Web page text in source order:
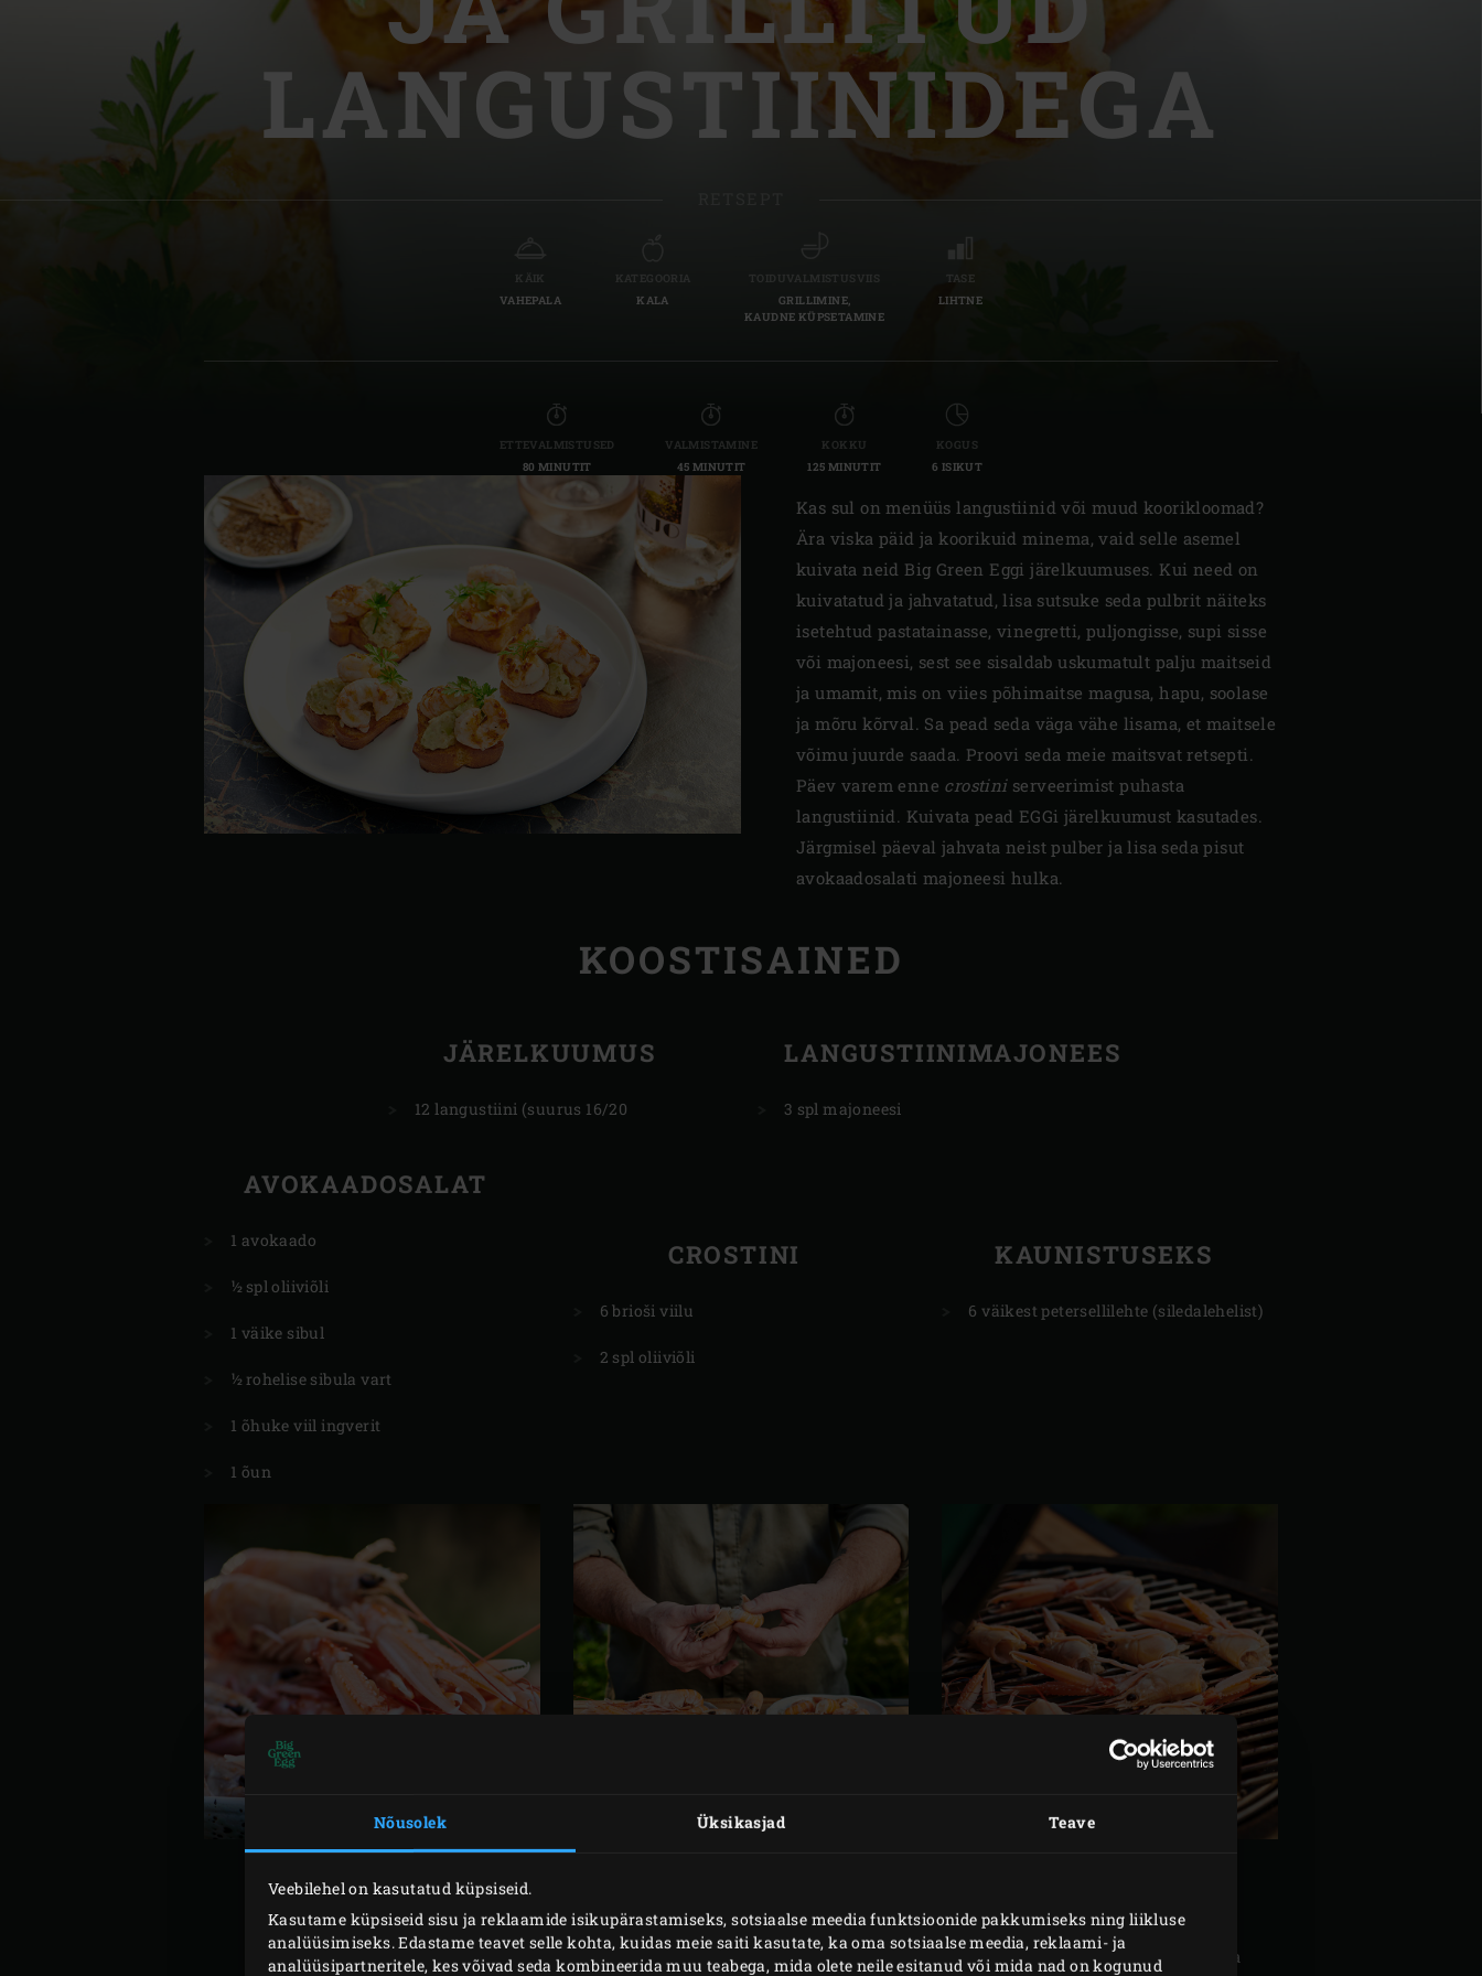
Nõusolek Üksikasjad Teave
Veebilehel on kasutatud küpsiseid.
Kasutame küpsiseid sisu ja reklaamide isikupärastamiseks, sotsiaalse meedia funktsioonide pakkumiseks ning liikluse
analüüsimiseks. Edastame teavet selle kohta, kuidas meie saiti kasutate, ka oma sotsiaalse meedia, reklaami- ja
analüüsipartneritele, kes võivad seda kombineerida muu teabega, mida olete neile esitanud või mida nad on kogunud
Denmark | Danmark
Estonia | Eesti
Finland | Suomi
Slovenia | Slovenija
Spain | España
Sweden | Sverige
LANGUSTIINIDEGA
KÄIK
VAHEPALA
KATEGOORIA
KALA
TOIDUVALMISTUSVIIS
GRILLIMINE,
KAUDNE KÜPSETAMINE
TASE
LIHTNE
ETTEVALMISTUSED
80 MINUTIT
VALMISTAMINE
45 MINUTIT
KOKKU
125 MINUTIT
KOGUS
6 ISIKUT
Kas sul on menüüs langustiinid või muud koorikloomad?
Ära viska päid ja koorikuid minema, vaid selle asemel
kuivata neid Big Green Eggi järelkuumuses. Kui need on
kuivatatud ja jahvatatud, lisa sutsuke seda pulbrit näiteks
isetehtud pastatainasse, vinegretti, puljongisse, supi sisse
või majoneesi, sest see sisaldab uskumatult palju maitseid
ja umamit, mis on viies põhimaitse magusa, hapu, soolase
ja mõru kõrval. Sa pead seda väga vähe lisama, et maitsele
võimu juurde saada. Proovi seda meie maitsvat retsepti.
Päev varem enne crostiniserveerimist puhasta
langustiinid. Kuivata pead EGGi järelkuumust kasutades.
Järgmisel päeval jahvata neist pulber ja lisa seda pisut
avokaadosalati majoneesi hulka.
KOOSTISAINED
JÄRELKUUMUS
12 langustiini (suurus 16/20
LANGUSTIINIMAJONEES
3 spl majoneesi
AVOKAADOSALAT
1 avokaado
½ spl oliiviõli
1 väike sibul
½ rohelise sibula vart
1 õhuke viil ingverit
1 õun
CROSTINI
6 brioši viilu
2 spl oliiviõli
KAUNISTUSEKS
6 väikest petersellilehte (siledalehelist)
KasutaconvEGGtoritjaroostevabast terasest restining kuumuta Big Green Egg temperatuurini 110 °C. Vahepeal murra